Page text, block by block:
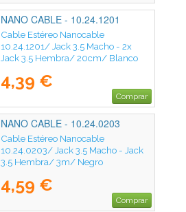
NANO CABLE - 10.24.1201
Cable Estéreo Nanocable
10.24.1201/ Jack 3.5 Macho - 2x
Jack 3.5 Hembra/ 20cm/ Blanco
4,39 €
Comprar
NANO CABLE - 10.24.0203
Cable Estéreo Nanocable
10.24.0203/ Jack 3.5 Macho - Jack
3.5 Hembra/ 3m/ Negro
4,59 €
Comprar